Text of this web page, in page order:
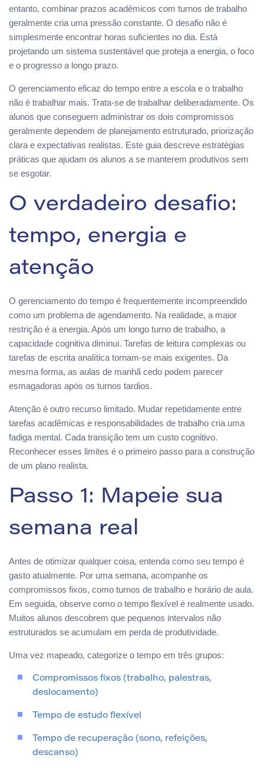
entanto, combinar prazos acadêmicos com turnos de trabalho
geralmente cria uma pressão constante. O desafio não é
simplesmente encontrar horas suficientes no dia. Está
projetando um sistema sustentável que proteja a energia, o foco
e o progresso a longo prazo.
O gerenciamento eficaz do tempo entre a escola e o trabalho
não é trabalhar mais. Trata-se de trabalhar deliberadamente. Os
alunos que conseguem administrar os dois compromissos
geralmente dependem de planejamento estruturado, priorização
clara e expectativas realistas. Este guia descreve estratégias
práticas que ajudam os alunos a se manterem produtivos sem
se esgotar.
O verdadeiro desafio:
tempo, energia e
atenção
O gerenciamento do tempo é frequentemente incompreendido
como um problema de agendamento. Na realidade, a maior
restrição é a energia. Após um longo turno de trabalho, a
capacidade cognitiva diminui. Tarefas de leitura complexas ou
tarefas de escrita analítica tornam-se mais exigentes. Da
mesma forma, as aulas de manhã cedo podem parecer
esmagadoras após os turnos tardios.
Atenção é outro recurso limitado. Mudar repetidamente entre
tarefas acadêmicas e responsabilidades de trabalho cria uma
fadiga mental. Cada transição tem um custo cognitivo.
Reconhecer esses limites é o primeiro passo para a construção
de um plano realista.
Passo 1: Mapeie sua
semana real
Antes de otimizar qualquer coisa, entenda como seu tempo é
gasto atualmente. Por uma semana, acompanhe os
compromissos fixos, como turnos de trabalho e horário de aula.
Em seguida, observe como o tempo flexível é realmente usado.
Muitos alunos descobrem que pequenos intervalos não
estruturados se acumulam em perda de produtividade.
Uma vez mapeado, categorize o tempo em três grupos:
Compromissos fixos (trabalho, palestras,
deslocamento)
Tempo de estudo flexível
Tempo de recuperação (sono, refeições,
descanso)